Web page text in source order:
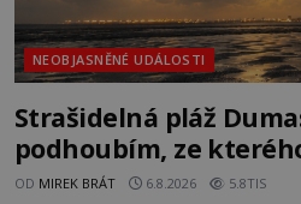
NEOBJASNĚNÉ UDÁLOSTI
Strašidelná pláž
podhoubím, ze
OD MIREK BRÁT 6.8.2026 5.8TIS